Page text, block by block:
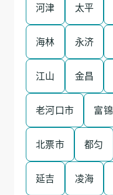
河津 太平
海林 永济
江山 金昌
老河口市 富锦
北票市 都匀
延吉 凌海